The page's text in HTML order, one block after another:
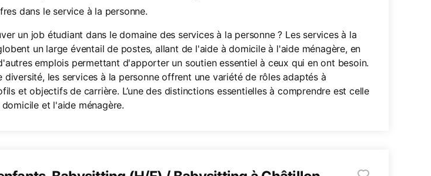
dans le service à la personne.
un job étudiant dans le domaine des services à la personne ? Les services à la
un large éventail de postes, allant de l'aide à domicile à l'aide ménagère, en
emplois permettant d'apporter un soutien essentiel à ceux qui en ont besoin.
diversité, les services à la personne offrent une variété de rôles adaptés à
et objectifs de carrière. L’une des distinctions essentielles à comprendre est celle
et l'aide ménagère.